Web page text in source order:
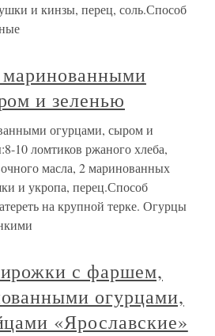
и кинзы, перец, соль.Способ
и зеленью
огурцами, сыром и
10 ломтиков ржаного хлеба,
масла, 2 маринованных
и укропа, перец.Способ
на крупной терке. Огурцы
с фаршем,
огурцами,
«Ярославские»